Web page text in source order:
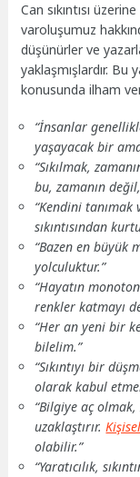
Can sıkıntısı
varoluşumuz
düşünürler ve
yaklaşmışlardır. Bu
konusunda ilham
“İnsanlar
yaşayacak bir
“Sıkılmak,
bu, zamanın
“Kendini
sıkıntısından
“Bazen en büyük
yolculuktur.”
“Hayatın
renkler katmayı
“Her an yeni bir
bilelim.”
“Sıkıntıyı bir
olarak kabul
“Bilgiye aç
uzaklaştırır.
olabilir.”
“Yaratıcılık,